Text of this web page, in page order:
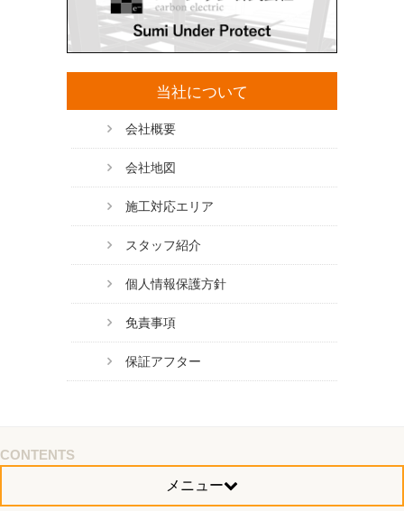
当社について
会社概要
会社地図
施工対応エリア
スタッフ紹介
個人情報保護方針
免責事項
保証アフター
CONTENTS
メニュー